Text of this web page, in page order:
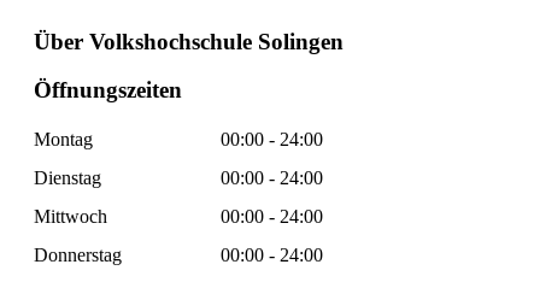
Über Volkshochschule Solingen
Öffnungszeiten
Montag
00:00 - 24:00
Dienstag
00:00 - 24:00
Mittwoch
00:00 - 24:00
Donnerstag
00:00 - 24:00